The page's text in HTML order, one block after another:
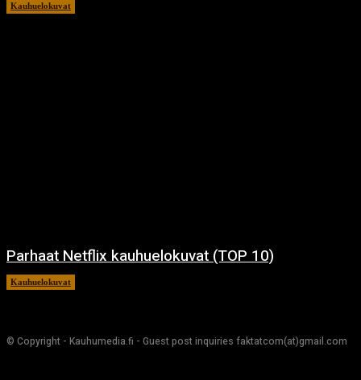
Kauhuelokuvat
Parhaat Netflix kauhuelokuvat (TOP 10)
Kauhuelokuvat
© Copyright - Kauhumedia.fi - Guest post inquiries faktatcom(at)gmail.com